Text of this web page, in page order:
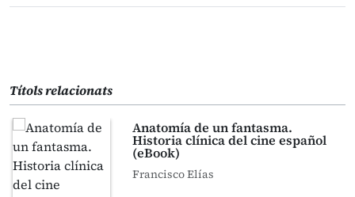
Títols relacionats
Anatomía de un fantasma.
Historia clínica del cine español
(eBook)
Francisco Elías